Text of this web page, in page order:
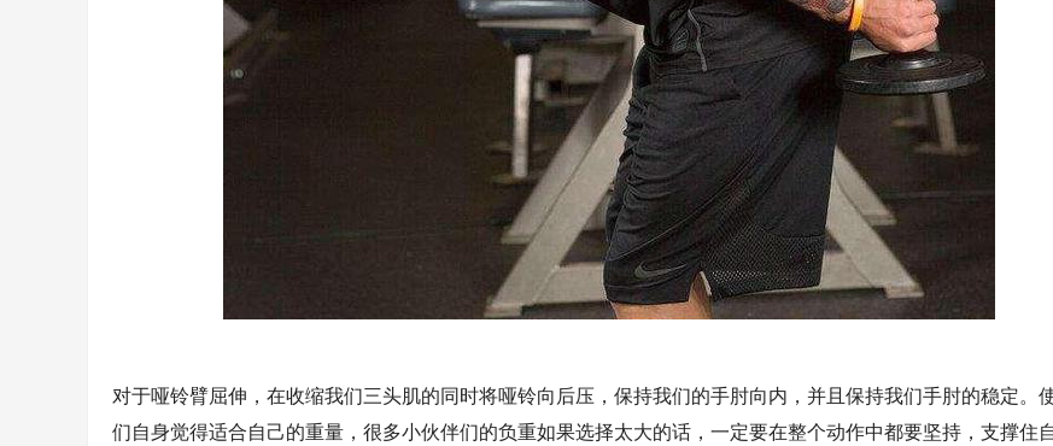
对于哑铃臂屈伸，在收缩我们三头肌的同时将哑铃向后压，保持我们的手肘向内，并且保持我们手肘的稳定。
们自身觉得适合自己的重量，很多小伙伴们的负重如果选择太大的话，一定要在整个动作中都要坚持，支撑住